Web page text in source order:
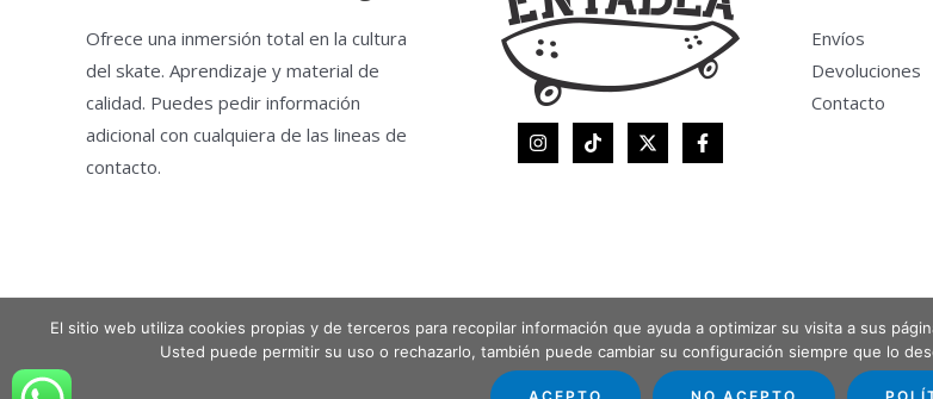
Ofrece una inmersión total en la cultura
del skate. Aprendizaje y material de
calidad. Puedes pedir información
adicional con cualquiera de las lineas de
contacto.
Envíos
Devoluciones
Contacto
Copyright © 2026 Entabla Clases de skate en Madrid
El sitio web utiliza cookies propias y de terceros para recopilar información que ayuda a optimizar su visita a sus
Usted puede permitir su uso o rechazarlo, también puede cambiar su configuración siempre que lo